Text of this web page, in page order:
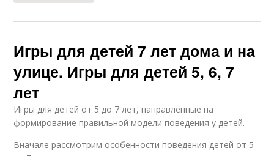
Игры для детей 7 лет дома и на
улице. Игры для детей 5, 6, 7
лет
Игры для детей от 5 до 7 лет, направленные на
формирование правильной модели поведения у детей.
Вначале рассмотрим особенности поведения детей от 5